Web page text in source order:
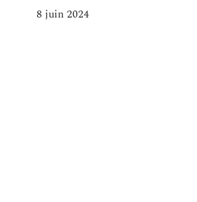
8 juin 2024